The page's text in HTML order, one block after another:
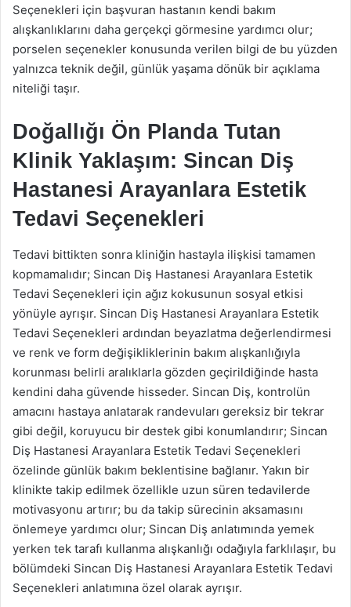
Seçenekleri için başvuran hastanın kendi bakım
alışkanlıklarını daha gerçekçi görmesine yardımcı olur;
porselen seçenekler konusunda verilen bilgi de bu yüzden
yalnızca teknik değil, günlük yaşama dönük bir açıklama
niteliği taşır.
Doğallığı Ön Planda Tutan
Klinik Yaklaşım: Sincan Diş
Hastanesi Arayanlara Estetik
Tedavi Seçenekleri
Tedavi bittikten sonra kliniğin hastayla ilişkisi tamamen
kopmamalıdır; Sincan Diş Hastanesi Arayanlara Estetik
Tedavi Seçenekleri için ağız kokusunun sosyal etkisi
yönüyle ayrışır. Sincan Diş Hastanesi Arayanlara Estetik
Tedavi Seçenekleri ardından beyazlatma değerlendirmesi
ve renk ve form değişikliklerinin bakım alışkanlığıyla
korunması belirli aralıklarla gözden geçirildiğinde hasta
kendini daha güvende hisseder. Sincan Diş, kontrolün
amacını hastaya anlatarak randevuları gereksiz bir tekrar
gibi değil, koruyucu bir destek gibi konumlandırır; Sincan
Diş Hastanesi Arayanlara Estetik Tedavi Seçenekleri
özelinde günlük bakım beklentisine bağlanır. Yakın bir
klinikte takip edilmek özellikle uzun süren tedavilerde
motivasyonu artırır; bu da takip sürecinin aksamasını
önlemeye yardımcı olur; Sincan Diş anlatımında yemek
yerken tek tarafı kullanma alışkanlığı odağıyla farklılaşır, bu
bölümdeki Sincan Diş Hastanesi Arayanlara Estetik Tedavi
Seçenekleri anlatımına özel olarak ayrışır.